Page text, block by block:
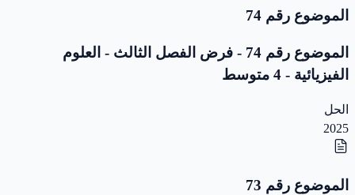
الموضوع رقم 74
الموضوع رقم 74 - فرض الفصل الثالث - العلوم
الفيزيائية - 4 متوسط
الحل
2025
الموضوع رقم 73